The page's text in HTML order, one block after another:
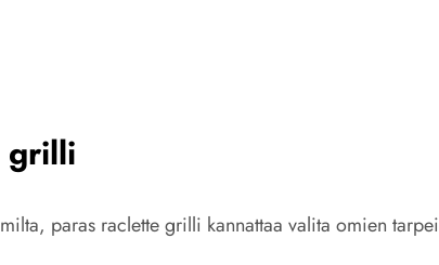
grilli
paras raclette grilli kannattaa valita omien